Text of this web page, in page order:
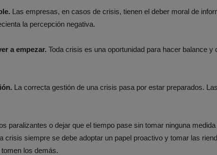
Las empresas, en casos de crisis, tienen el deber moral de
la percepción negativa.
a empezar. Toda crisis es una oportunidad para hacer balance y
La correcta gestión de una crisis pasa por estar preparados.
paralizantes o dejar que el tiempo pase sin tomar ninguna
crisis siempre se debe adoptar un papel proactivo y tomar las
los demás.